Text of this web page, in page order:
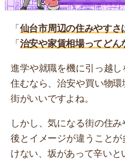
「 仙台市周辺の住みやすさ
「 治安や家賃相場ってどん
進学や就職を機に引っ越し
住むなら、治安や買い物
街がいいですよね。
しかし、気になる街の住
後とイメージが違うこと
けない、坂があって辛いと